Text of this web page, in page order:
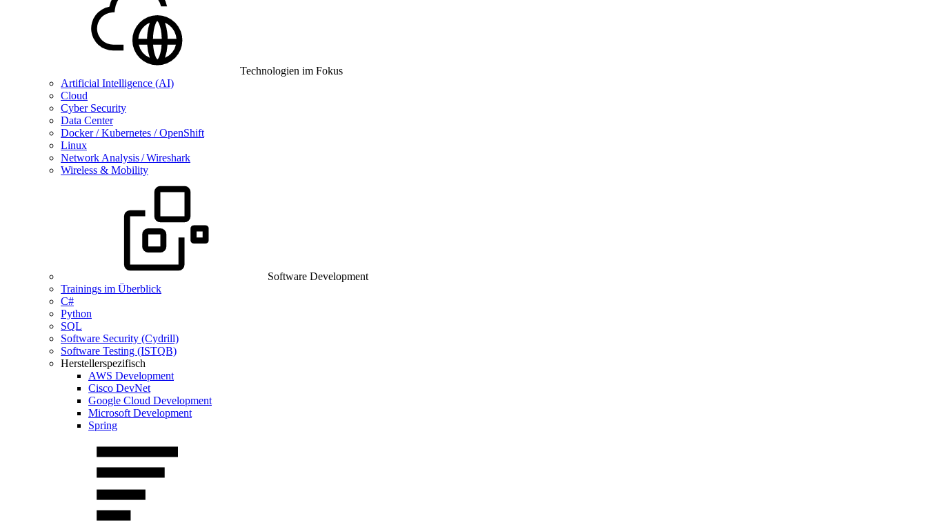
Technologien im Fokus
Artificial Intelligence (AI)
Cloud
Cyber Security
Data Center
Docker / Kubernetes / OpenShift
Linux
Network Analysis / Wireshark
Wireless & Mobility
Software Development
Trainings im Überblick
C#
Python
SQL
Software Security (Cydrill)
Software Testing (ISTQB)
Herstellerspezifisch
AWS Development
Cisco DevNet
Google Cloud Development
Microsoft Development
Spring